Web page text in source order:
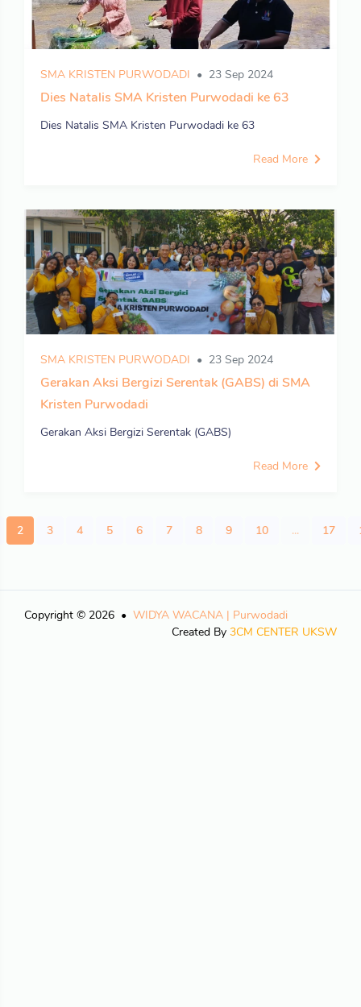
SMA KRISTEN PURWODADI 23 Sep 2024
Dies Natalis SMA Kristen Purwodadi ke 63
Dies Natalis SMA Kristen Purwodadi ke 63
Read More
SMA KRISTEN PURWODADI 23 Sep 2024
Gerakan Aksi Bergizi Serentak (GABS) di SMA
Kristen Purwodadi
Gerakan Aksi Bergizi Serentak (GABS)
Read More
2 3 4 5 6 7 8 9 10 ... 17
Copyright © 2026
WIDYA WACANA | Purwodadi
Created By 3CM CENTER UKSW